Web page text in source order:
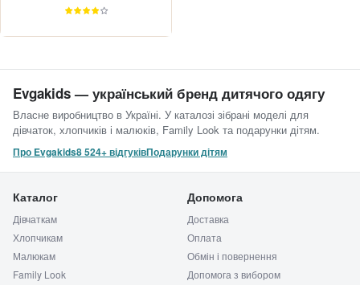
Evgakids — український бренд дитячого одягу
Власне виробництво в Україні. У каталозі зібрані моделі для
дівчаток, хлопчиків і малюків, Family Look та подарунки дітям.
Про Evgakids8 524+ відгуківПодарунки дітям
Каталог
Дівчаткам
Хлопчикам
Малюкам
Family Look
Допомога
Доставка
Оплата
Обмін і повернення
Допомога з вибором